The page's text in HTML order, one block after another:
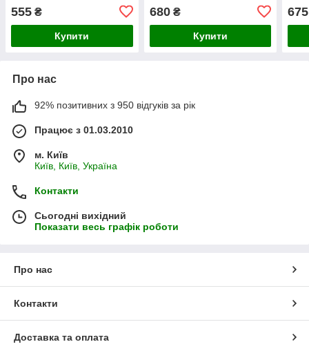
555 ₴
Купити
(універсальний)
680₴
Купити
675
Про нас
92% позитивних з 950 відгуків за рік
Працює з 01.03.2010
м. Київ
Київ, Київ, Україна
Контакти
Сьогодні вихідний
Показати весь графік роботи
Про нас
Контакти
Доставка та оплата